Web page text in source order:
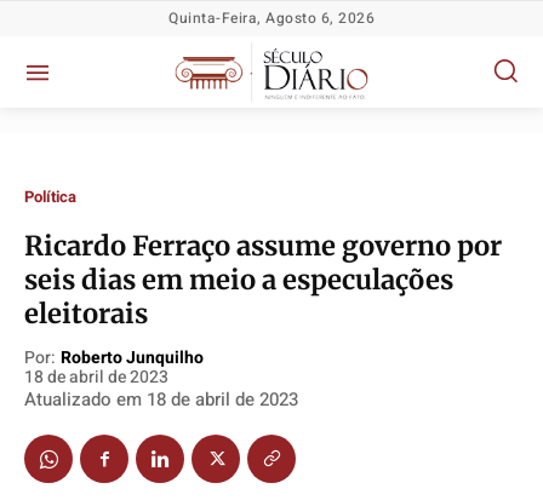
Política
TV Século
Educação
Política
TV Século
Educação
Política
TV Século
Educação
Política
TV Século
Educação
Quinta-Feira, Agosto 6, 2026
Política
Ricardo Ferraço assume governo por
seis dias em meio a especulações
eleitorais
Por: Roberto Junquilho
18 de abril de 2023
Atualizado em 18 de abril de 2023